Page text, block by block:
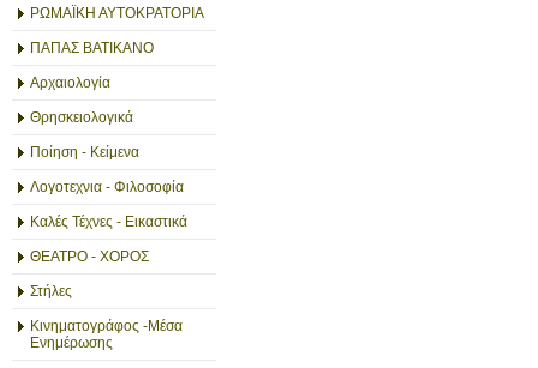
ΡΩΜΑΪΚΗ ΑΥΤΟΚΡΑΤΟΡΙΑ
ΠΑΠΑΣ ΒΑΤΙΚΑΝΟ
Αρχαιολογία
Θρησκειολογικά
Ποίηση - Κείμενα
Λογοτεχνια - Φιλοσοφία
Καλές Τέχνες - Εικαστικά
ΘΕΑΤΡΟ - ΧΟΡΟΣ
Στήλες
Κινηματογράφος -Μέσα
Ενημέρωσης